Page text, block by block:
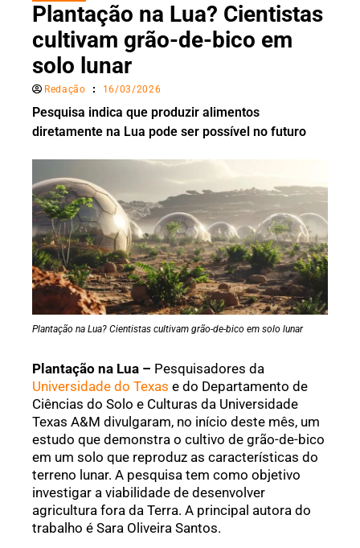
Plantação na Lua? Cientistas
cultivam grão-de-bico em
solo lunar
Redação 16/03/2026
Pesquisa indica que produzir alimentos
diretamente na Lua pode ser possível no futuro
Plantação na Lua? Cientistas cultivam grão-de-bico em solo lunar
Plantação na Lua – Pesquisadores da
Universidade do Texas e do Departamento de
Ciências do Solo e Culturas da Universidade
Texas A&M divulgaram, no início deste mês, um
estudo que demonstra o cultivo de grão-de-bico
em um solo que reproduz as características do
terreno lunar. A pesquisa tem como objetivo
investigar a viabilidade de desenvolver
agricultura fora da Terra. A principal autora do
trabalho é Sara Oliveira Santos.